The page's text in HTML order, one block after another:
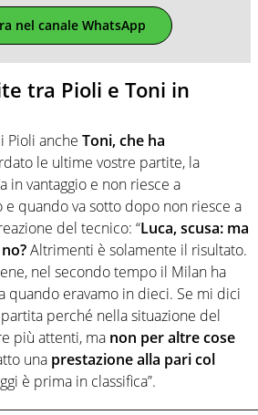
nel canale WhatsApp
tra Pioli e Toni in
Pioli anche Toni, che ha
le ultime vostre partite, la
in vantaggio e non riesce a
e quando va sotto dopo non riesce a
del tecnico: “Luca, scusa: ma
Altrimenti è solamente il risultato.
nel secondo tempo il Milan ha
quando eravamo in dieci. Se mi dici
perché nella situazione del
più attenti, ma non per altre cose
una prestazione alla pari col
è prima in classifica”.